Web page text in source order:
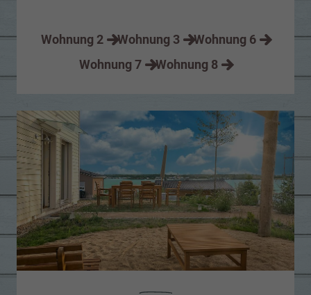
Wohnung 2 Wohnung 3
Wohnung 6
Wohnung 7
Wohnung 8